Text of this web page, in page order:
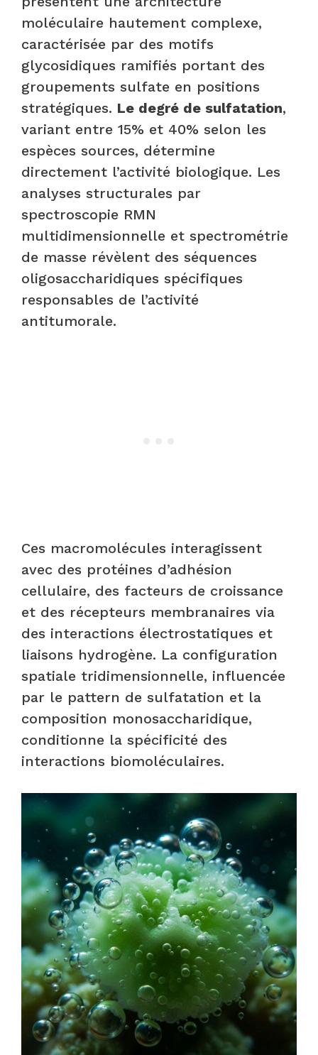
moléculaire hautement complexe,
caractérisée par des motifs
glycosidiques ramifiés portant des
groupements sulfate en positions
stratégiques. Le degré de sulfatation,
variant entre 15% et 40% selon les
espèces sources, détermine
directement l’activité biologique. Les
analyses structurales par
spectroscopie RMN
multidimensionnelle et spectrométrie
de masse révèlent des séquences
oligosaccharidiques spécifiques
responsables de l’activité
antitumorale.
Ces macromolécules interagissent
avec des protéines d’adhésion
cellulaire, des facteurs de croissance
et des récepteurs membranaires via
des interactions électrostatiques et
liaisons hydrogène. La configuration
spatiale tridimensionnelle, influencée
par le pattern de sulfatation et la
composition monosaccharidique,
conditionne la spécificité des
interactions biomoléculaires.